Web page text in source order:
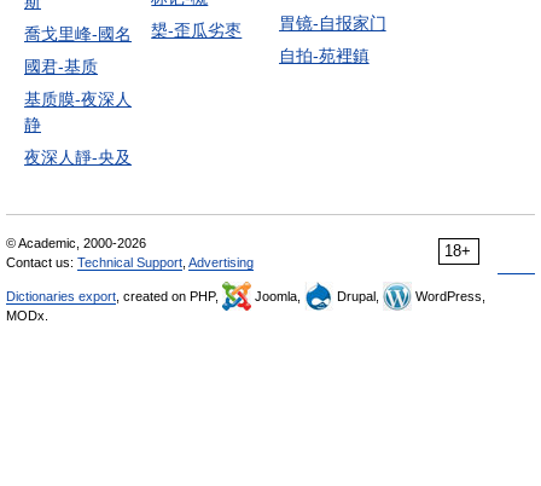
喬戈里峰-國名
國君-基质
基质膜-夜深人
静
夜深人靜-央及
槼-歪瓜劣枣
胃镜-自报家门
自拍-苑裡鎮
18+
© Academic, 2000-2026
Contact us: Technical Support Advertising
Dictionaries export , created on PHP, Joomla, Drupal,
WordPress,
MODx.